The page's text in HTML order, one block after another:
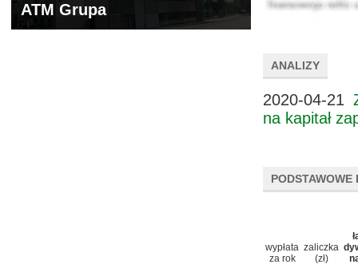
ANALIZY
2020-04-21
na kapitał
PODSTAWOWE
wypłata
za rok
zaliczka
(zł)
ATM Grupa